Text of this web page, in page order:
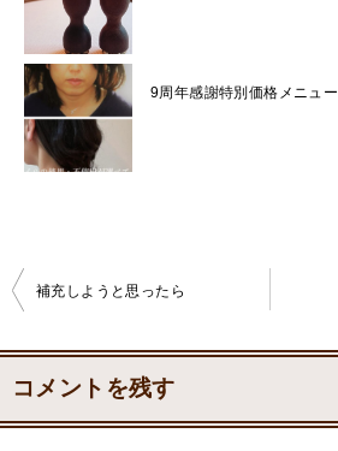
9周年感謝特別価格メニュー
稿
ナ
補充しようと思ったら
コメントを残す